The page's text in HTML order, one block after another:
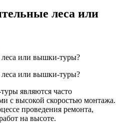
леса или
являются часто
с высокой скоростью монтажа.
проведения ремонта,
на высоте.